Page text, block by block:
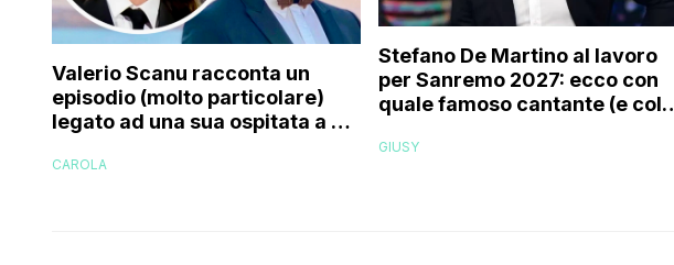
Valerio Scanu racconta un
episodio (molto particolare)
legato ad una sua ospitata a Le
Rodriguez ha smesso di
CAROLA
Stefano De Martino al lavoro
per Sanremo 2027: ecco con
quale famoso cantante (e col
paparazzato
GIUSY